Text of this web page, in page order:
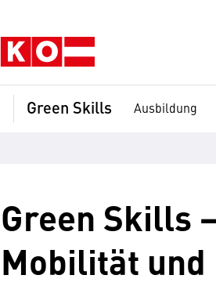
Green Skills Ausbildung
Green Skills
Mobilität